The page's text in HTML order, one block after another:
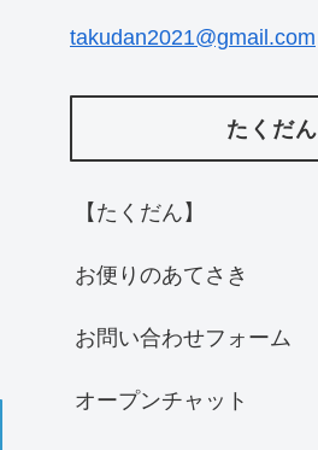
takudan2021@gmail.com
たくだん
【たくだん】
お便りのあてさき
お問い合わせフォーム
オープンチャット